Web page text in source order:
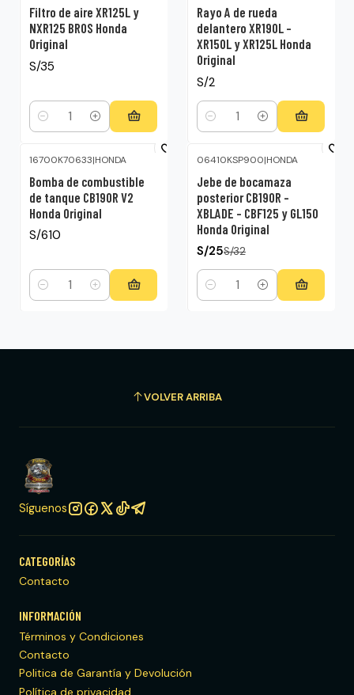
Filtro de aire XR125L y
NXR125 BROS Honda
Original
S/35
Cantidad
Rayo A de rueda
delantero XR190L –
XR150L y XR125L Honda
Original
S/2
Cantidad
16700K70633|HONDA
Bomba de combustible
de tanque CB190R V2
Honda Original
S/610
Cantidad
06410KSP900|HONDA
Jebe de bocamaza
posterior CB190R –
XBLADE – CBF125 y GL150
Honda Original
S/25S/32
Cantidad
VOLVER ARRIBA
Síguenos
CATEGORÍAS
Contacto
INFORMACIÓN
Términos y Condiciones
Contacto
Politica de Garantía y Devolución
Política de privacidad